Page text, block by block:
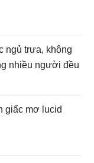
ngủ trưa, không
nhiều người đều
giấc mơ lucid